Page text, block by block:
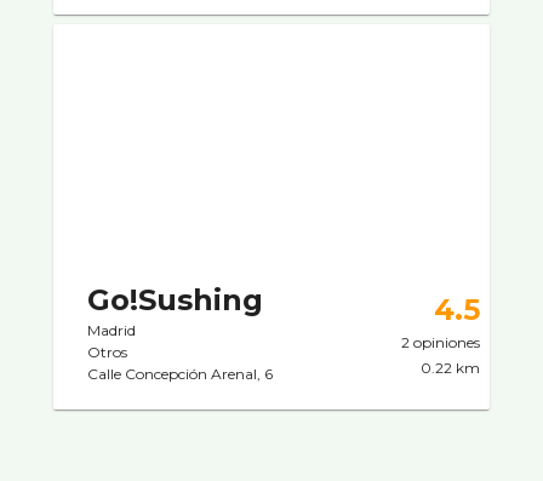
Go!Sushing
Madrid
Otros
Calle Concepción Arenal, 6
4.5
2 opiniones
0.22 km